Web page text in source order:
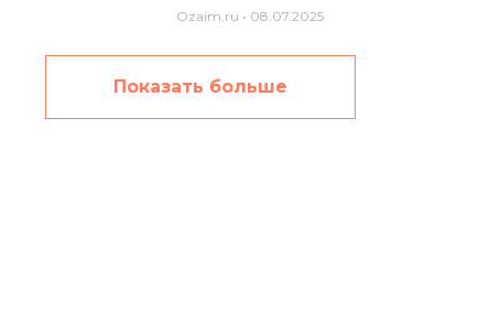
Ozaim.ru 08.07.2025
Показать больше